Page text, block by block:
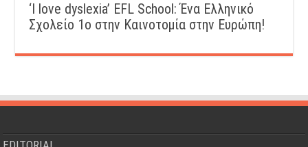
‘Ι love dyslexia’ EFL School: Ένα Ελληνικό
Σχολείo 1ο στην Καινοτομία στην Ευρώπη!